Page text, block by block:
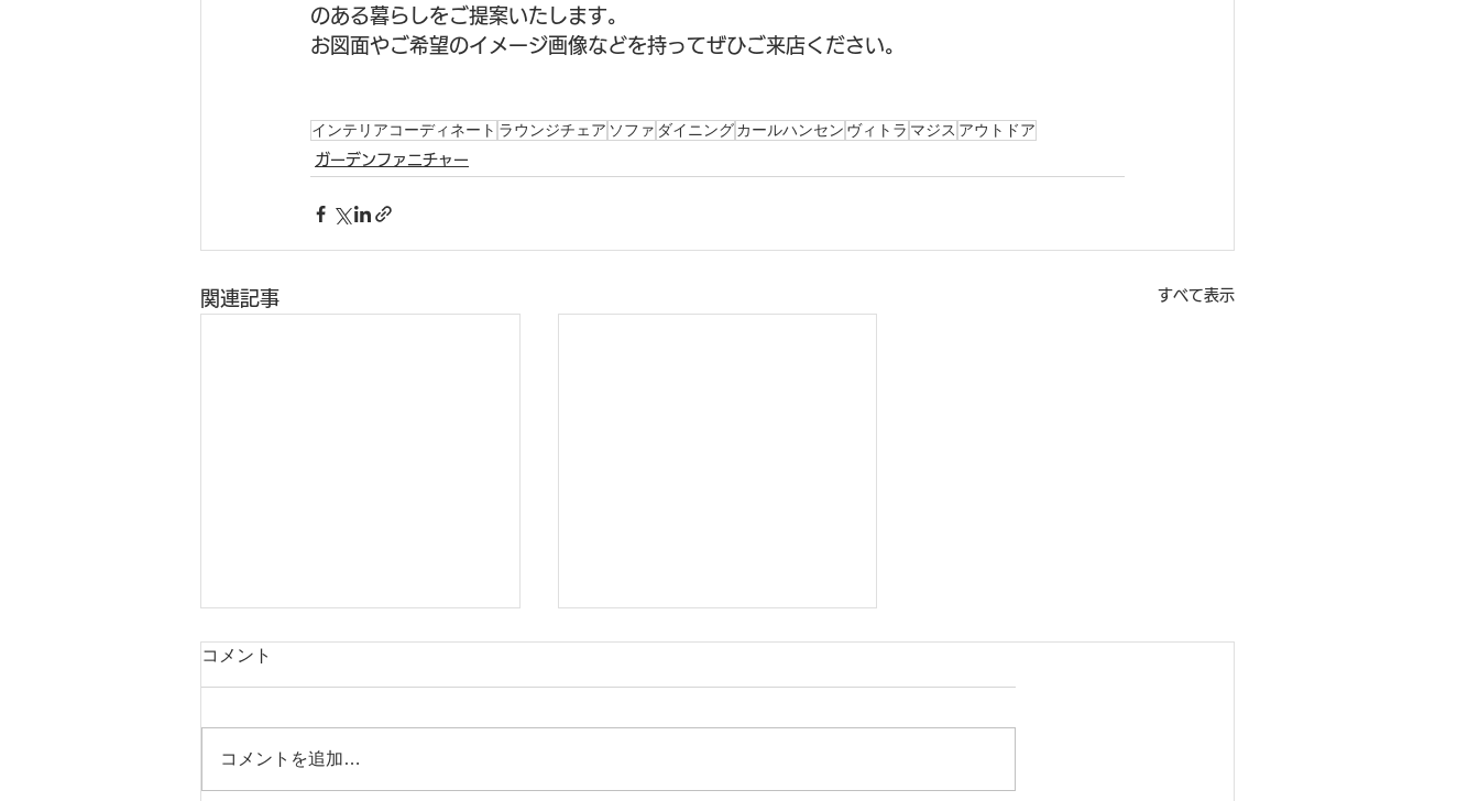
のある暮らしをご提案いたします。
お図面やご希望のイメージ画像などを持ってぜひご来店ください。
インテリアコーディネート ラウンジチェア ソファ ダイニングカールハンセン ヴィトラ マジス アウトドア
ガーデンファニチャー
関連記事 すべて表示
コメント
コメントを追加…